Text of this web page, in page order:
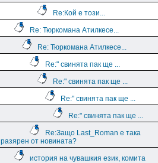
Re:Кой е този...
Re: Тюркомана Атилкесе...
Re: Тюркомана Атилкесе...
Re:" свинята пак ще ...
Re:" свинята пак ще ...
Re:" свинята пак ще ...
Re:" свинята пак ще ...
Re:Защо Last_Roman e така
разярен от новината?
история на чувашкия език, комита